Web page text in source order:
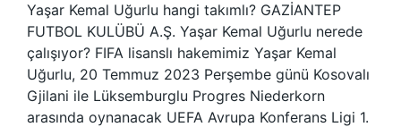
Yaşar Kemal Uğurlu hangi takımlı? GAZİANTEP
FUTBOL KULÜBÜ A.Ş. Yaşar Kemal Uğurlu nerede
çalışıyor? FIFA lisanslı hakemimiz Yaşar Kemal
Uğurlu, 20 Temmuz 2023 Perşembe günü Kosovalı
Gjilani ile Lüksemburglu Progres Niederkorn
arasında oynanacak UEFA Avrupa Konferans Ligi 1.